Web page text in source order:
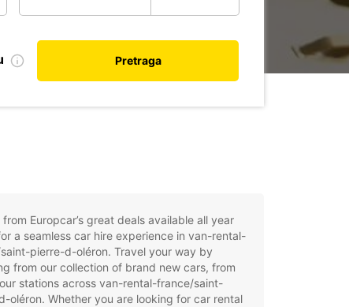
Pretraga
from Europcar’s great deals available all year
a seamless car hire experience in van-rental-
pierre-d-oléron. Travel your way by
from our collection of brand new cars, from
stations across van-rental-france/saint-
oléron. Whether you are looking for car rental